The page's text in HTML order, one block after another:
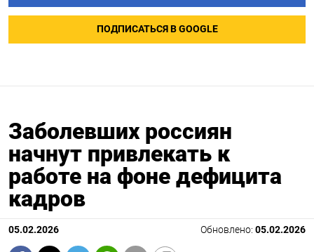
ПОДПИСАТЬСЯ В GOOGLE
Заболевших россиян
начнут привлекать к
работе на фоне дефицита
кадров
05.02.2026 Обновлено: 05.02.2026